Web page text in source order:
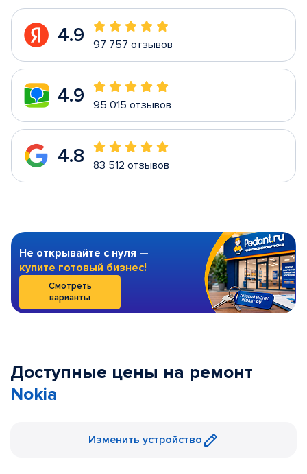
4.9 97 757 отзывов
4.9 95 015 отзывов
4.8 83 512 отзывов
Не открывайте с нуля —
купите готовый бизнес!
Смотреть
варианты
Доступные цены на ремонт
Nokia
Изменить устройство